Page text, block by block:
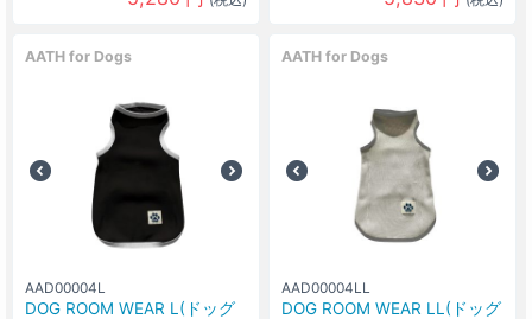
AATH for Dogs
AAD00004L
DOG ROOM WEAR L(ドッグ
AATH for Dogs
AAD00004LL
DOG ROOM WEAR LL(ドッグ